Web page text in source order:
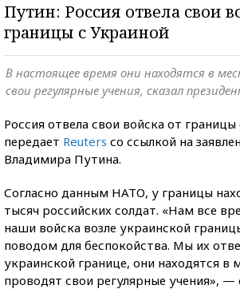
Путин: Россия отвела свои
границы с Украиной
В настоящее время они находятся в
свои регулярные учения, сказал
Россия отвела свои войска от
передает Reuters со ссылкой на
Владимира Путина.
Согласно данным НАТО, у границы
тысяч российских солдат. «Нам все
наши войска возле украинской
поводом для беспокойства. Мы их
украинской границе, они находятся в
проводят свои регулярные учения», —